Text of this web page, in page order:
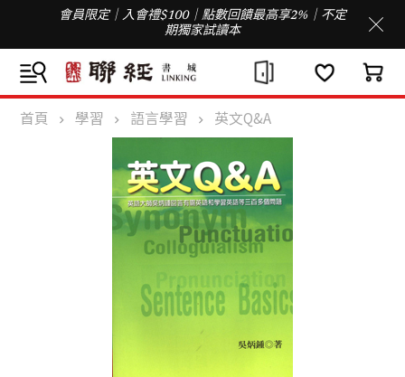
會員限定｜入會禮$100｜點數回饋最高享2%｜不定
期獨家試讀本
首頁 學習 語言學習 英文Q&A